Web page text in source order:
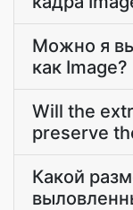
Можно я
как Image?
Will the
preserve
Какой